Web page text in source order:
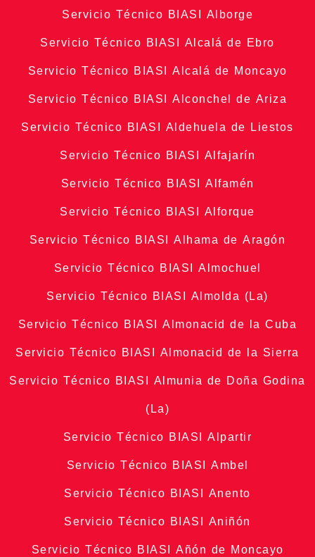
Servicio Técnico BIASI Alborge
Servicio Técnico BIASI Alcalá de Ebro
Servicio Técnico BIASI Alcalá de Moncayo
Servicio Técnico BIASI Alconchel de Ariza
Servicio Técnico BIASI Aldehuela de Liestos
Servicio Técnico BIASI Alfajarín
Servicio Técnico BIASI Alfamén
Servicio Técnico BIASI Alforque
Servicio Técnico BIASI Alhama de Aragón
Servicio Técnico BIASI Almochuel
Servicio Técnico BIASI Almolda (La)
Servicio Técnico BIASI Almonacid de la Cuba
Servicio Técnico BIASI Almonacid de la Sierra
Servicio Técnico BIASI Almunia de Doña Godina
(La)
Servicio Técnico BIASI Alpartir
Servicio Técnico BIASI Ambel
Servicio Técnico BIASI Anento
Servicio Técnico BIASI Aniñón
Servicio Técnico BIASI Añón de Moncayo